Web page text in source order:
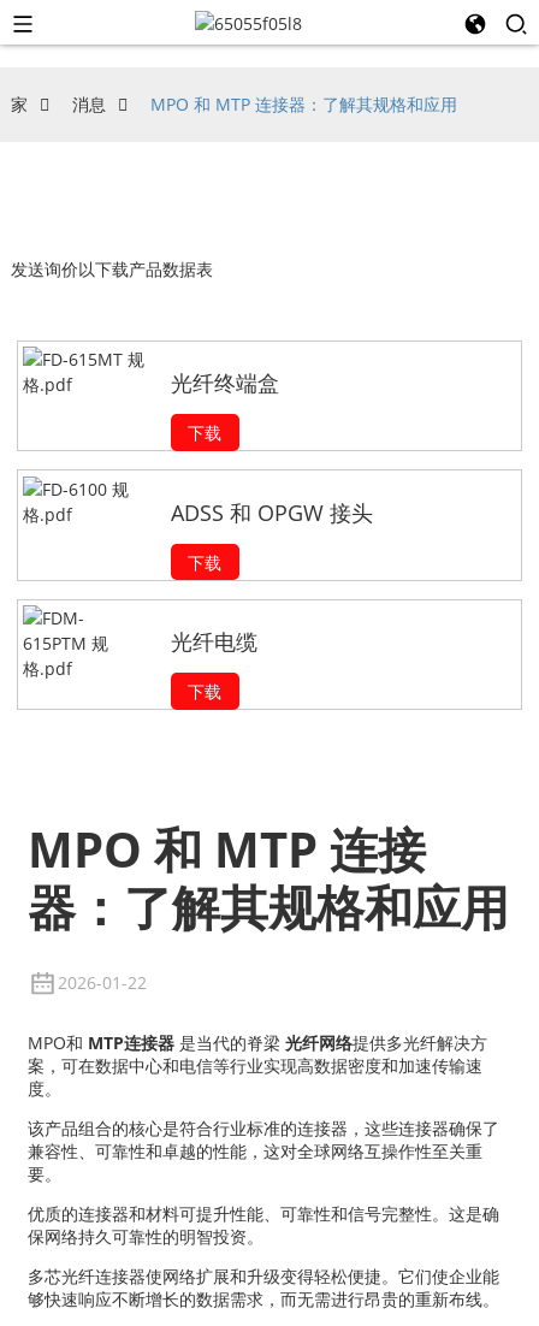
家 消息 MPO 和 MTP 连接器：了解其规格和应用
发送询价以下载产品数据表
光纤终端盒
下载
ADSS 和 OPGW 接头
下载
光纤电缆
下载
MPO 和 MTP 连接
器：了解其规格和应用
2026-01-22
MPO和 MTP连接器是当代的脊梁 光纤网络提供多光纤解决方
案，可在数据中心和电信等行业实现高数据密度和加速传输速
度。
该产品组合的核心是符合行业标准的连接器，这些连接器确保了
兼容性、可靠性和卓越的性能，这对全球网络互操作性至关重
要。
优质的连接器和材料可提升性能、可靠性和信号完整性。这是确
保网络持久可靠性的明智投资。
多芯光纤连接器使网络扩展和升级变得轻松便捷。它们使企业能
够快速响应不断增长的数据需求，而无需进行昂贵的重新布线。